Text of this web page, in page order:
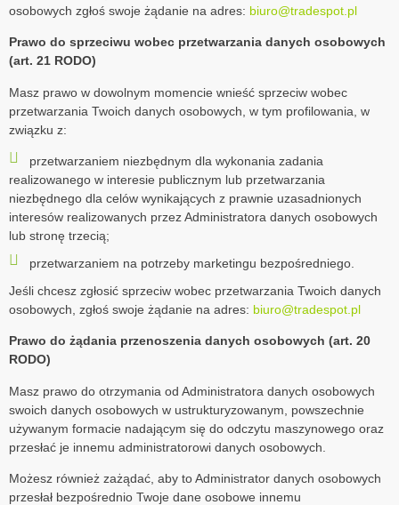
osobowych zgłoś swoje żądanie na adres: biuro@tradespot.pl
Prawo do sprzeciwu wobec przetwarzania danych osobowych
(art. 21 RODO)
Masz prawo w dowolnym momencie wnieść sprzeciw wobec
przetwarzania Twoich danych osobowych, w tym profilowania, w
związku z:
przetwarzaniem niezbędnym dla wykonania zadania
realizowanego w interesie publicznym lub przetwarzania
niezbędnego dla celów wynikających z prawnie uzasadnionych
interesów realizowanych przez Administratora danych osobowych
lub stronę trzecią;
przetwarzaniem na potrzeby marketingu bezpośredniego.
Jeśli chcesz zgłosić sprzeciw wobec przetwarzania Twoich danych
osobowych, zgłoś swoje żądanie na adres: biuro@tradespot.pl
Prawo do żądania przenoszenia danych osobowych (art. 20
RODO)
Masz prawo do otrzymania od Administratora danych osobowych
swoich danych osobowych w ustrukturyzowanym, powszechnie
używanym formacie nadającym się do odczytu maszynowego oraz
przesłać je innemu administratorowi danych osobowych.
Możesz również zażądać, aby to Administrator danych osobowych
przesłał bezpośrednio Twoje dane osobowe innemu